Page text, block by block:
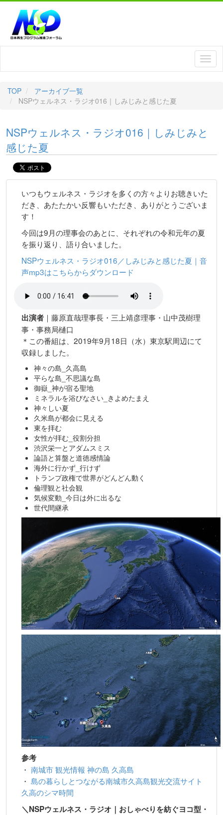
TOP
アーカイブ一覧
NSPウェルネス・ラジオ016｜しみじみと感じた夏
NSPウェルネス・ラジオ016｜しみじみと
感じた夏
いつもウェルネス・ラジオを多くの方々よりお聴きいた
だき、あたたかい反響もいただき、ありがとうございま
す！
今回は9月の理事会のあとに、それぞれの令和元年の夏
を振り返り、語り合いました。
NSPウェルネス・ラジオ016／しみじみと感じた夏｜音
声mp3はこちらからダウンロード
出演者 ｜藤原直哉理事長・三上靖彦理事・山中茂樹理
事・事務局樋口
＊この番組は、2019年9月18日（水）東京駅周辺にて
収録しました。
神々の島_久高島
平らな島_不思議な島
御嶽_神が宿る聖地
ミネラルを浴びなさい_きよめたまえ
神々しい夏
久米島が都会に見える
東を拝む
女性が拝む_役割分担
渋沢栄一とアダムスミス
論語と算盤と道徳感情論
海外に行かず_行けず
トランプ政権で世界がどんどん動く
倫理観と社会観
気候変動_今日は外に出るな
世代間継承
参考
・ 南城市 観光情報 神の島 久高島
・ 島の暮らしとつながる南城市久高島観光交流サイト
久高のシマ時間
＼NSPウェルネス・ラジオ｜おしゃべりを紡ぐヨコ型・